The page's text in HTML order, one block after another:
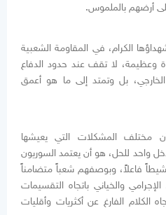
أرضهم بالملموس.
الكرام، في المقاومة الشعبية
وعظيمة، لا تقف عند حدود الدفاع
بل وتمتد إلى ما هو أعمق
مختلف المشكلات التي يعيشها
واحد للحل، هو أن يعتمد السوريون
فاعلاً، وبوصفهم شعباً متضامناً
والخياني باتجاه التقسيمات
الكلام الفارغ عن أكثريات وأقليات